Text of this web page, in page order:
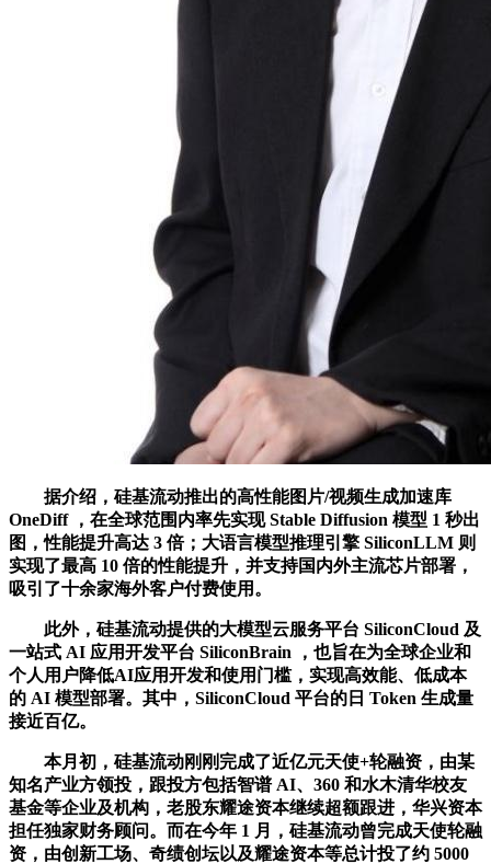
据介绍，硅基流动推出的高性能图片/视频生成加速库
OneDiff ，在全球范围内率先实现 Stable Diffusion 模型 1 秒出
图，性能提升高达 3 倍；大语言模型推理引擎 SiliconLLM 则
实现了最高 10 倍的性能提升，并支持国内外主流芯片部署，
吸引了十余家海外客户付费使用。
此外，硅基流动提供的大模型云服务平台 SiliconCloud 及
一站式 AI 应用开发平台 SiliconBrain ，也旨在为全球企业和
个人用户降低AI应用开发和使用门槛，实现高效能、低成本
的 AI 模型部署。其中，SiliconCloud 平台的日 Token 生成量
接近百亿。
本月初，硅基流动刚刚完成了近亿元天使+轮融资，由某
知名产业方领投，跟投方包括智谱 AI、360 和水木清华校友
基金等企业及机构，老股东耀途资本继续超额跟进，华兴资本
担任独家财务顾问。而在今年 1 月，硅基流动曾完成天使轮融
资，由创新工场、奇绩创坛以及耀途资本等总计投了约 5000